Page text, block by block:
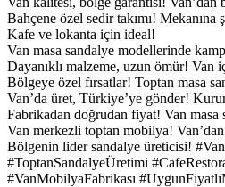
Bahçene özel sedir takımı! Mekanına
Kafe ve lokanta için ideal!
Van masa sandalye modellerinde
Dayanıklı malzeme, uzun ömür! Van
Bölgeye özel fırsatlar! Toptan masa
Van’da üret, Türkiye’ye gönder!
Fabrikadan doğrudan fiyat! Van masa
Van merkezli toptan mobilya!
Bölgenin lider sandalye üreticisi!
#ToptanSandalyeÜretimi
#VanMobilyaFabrikası